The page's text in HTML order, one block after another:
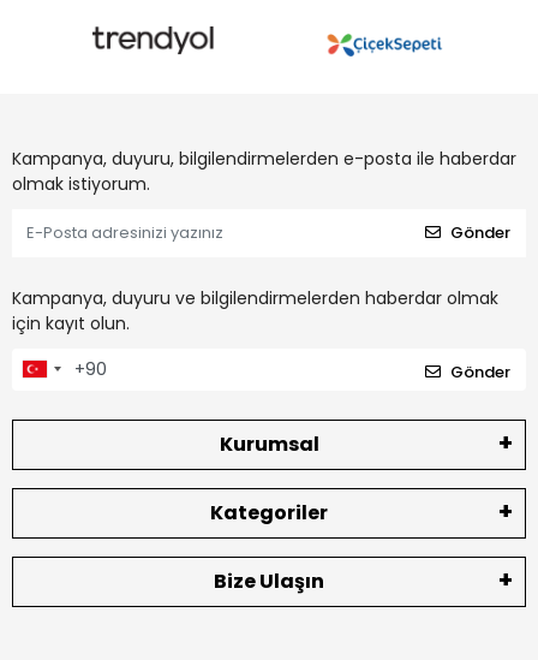
Kampanya, duyuru, bilgilendirmelerden e-posta ile haberdar
olmak istiyorum.
Gönder
Kampanya, duyuru ve bilgilendirmelerden haberdar olmak
için kayıt olun.
Gönder
Kurumsal
Kategoriler
Bize Ulaşın